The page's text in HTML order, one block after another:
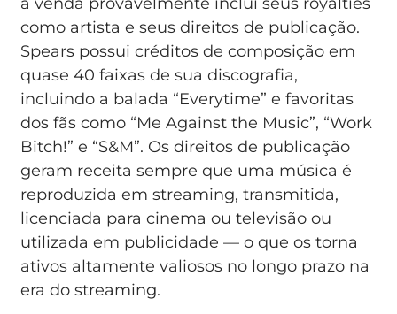
como artista e seus direitos de publicação.
Spears possui créditos de composição em
quase 40 faixas de sua discografia,
incluindo a balada “Everytime” e favoritas
dos fãs como “Me Against the Music”, “Work
Bitch!” e “S&M”. Os direitos de publicação
geram receita sempre que uma música é
reproduzida em streaming, transmitida,
licenciada para cinema ou televisão ou
utilizada em publicidade — o que os torna
ativos altamente valiosos no longo prazo na
era do streaming.